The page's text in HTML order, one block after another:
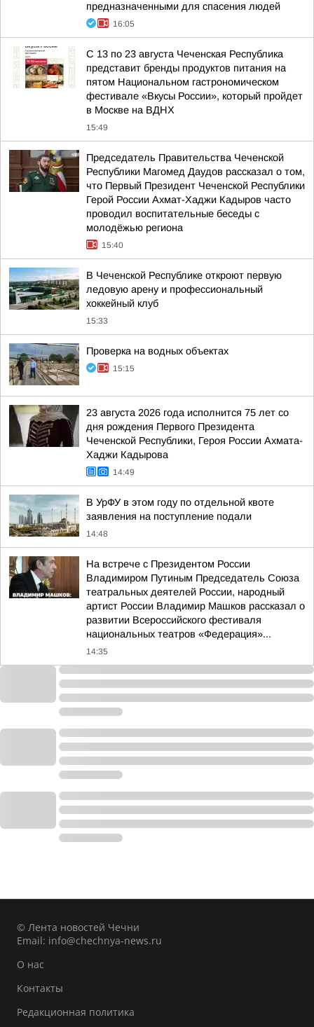
предназначенными для спасения людей
16:05
С 13 по 23 августа Чеченская Республика
представит бренды продуктов питания на
пятом Национальном гастрономическом
фестивале «Вкусы России», который пройдет
в Москве на ВДНХ
15:49
Председатель Правительства Чеченской
Республики Магомед Даудов рассказал о том,
что Первый Президент Чеченской Республики
Герой России Ахмат-Хаджи Кадыров часто
проводил воспитательные беседы с
молодёжью региона
15:40
В Чеченской Республике откроют первую
ледовую арену и профессиональный
хоккейный клуб
15:33
Проверка на водных объектах
15:15
23 августа 2026 года исполнится 75 лет со
дня рождения Первого Президента
Чеченской Республики, Героя России Ахмата-
Хаджи Кадырова
14:49
В УрФУ в этом году по отдельной квоте
заявления на поступление подали
14:48
На встрече с Президентом России
Владимиром Путиным Председатель Союза
театральных деятелей России, народный
артист России Владимир Машков рассказал о
развитии Всероссийского фестиваля
национальных театров «Федерация»...
14:35
© Лента новостей Чечни
Email: info@chechnya-news.ru
О нас
Контакты
Редакционная политика